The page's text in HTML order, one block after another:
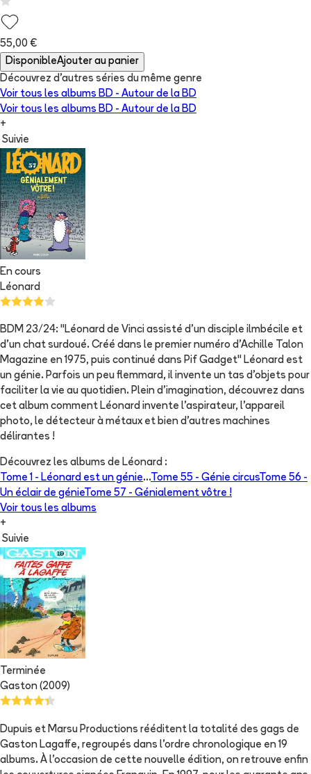
55,00 €
DisponibleAjouter au panier
Découvrez d'autres séries du même genre
Voir tous les albums BD - Autour de la BD
Voir tous les albums BD - Autour de la BD
+
Suivie
En cours
Léonard
BDM 23/24: "Léonard de Vinci assisté d'un disciple ilmbécile et
d'un chat surdoué. Créé dans le premier numéro d'Achille Talon
Magazine en 1975, puis continué dans Pif Gadget" Léonard est
un génie. Parfois un peu flemmard, il invente un tas d'objets pour
faciliter la vie au quotidien. Plein d'imagination, découvrez dans
cet album comment Léonard invente l'aspirateur, l'appareil
photo, le détecteur à métaux et bien d'autres machines
délirantes !
Découvrez les albums de Léonard :
Tome 1 - Léonard est un génie...Tome 55 - Génie circusTome 56 -
Un éclair de génieTome 57 - Génialement vôtre !
Voir tous les albums
+
Suivie
Terminée
Gaston (2009)
Dupuis et Marsu Productions rééditent la totalité des gags de
Gaston Lagaffe, regroupés dans l'ordre chronologique en 19
albums. À l'occasion de cette nouvelle édition, on retrouve enfin